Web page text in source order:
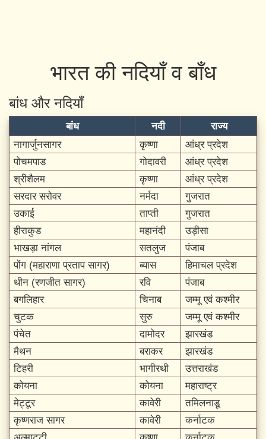
भारत की नदियाँ व बाँध
बांध और नदियाँ
बांध नदी
राज्य
नागार्जुनसागर
कृष्णा
आंध्र प्रदेश
पोचमपाड
गोदावरी
आंध्र प्रदेश
श्रीशैलम
कृष्णा
आंध्र प्रदेश
सरदार सरोवर
नर्मदा
गुजरात
उकाई
ताप्ती
गुजरात
हीराकुड
महानंदी
उड़ीसा
भाखड़ा नांगल
सतलुज
पंजाब
पोंग (महाराणा प्रताप सागर)
ब्यास
हिमाचल प्रदेश
थीन (रणजीत सागर)
रवि
पंजाब
बगलिहार
चिनाब
जम्मू एवं कश्मीर
चुटक
सुरु
जम्मू एवं कश्मीर
पंचेत
दामोदर
झारखंड
मैथन
बराकर
झारखंड
टिहरी
भागीरथी
उत्तराखंड
कोयना
कोयना
महाराष्ट्र
मेट्टूर
कावेरी
तमिलनाडू
कृष्णराज सागर
कावेरी
कर्नाटक